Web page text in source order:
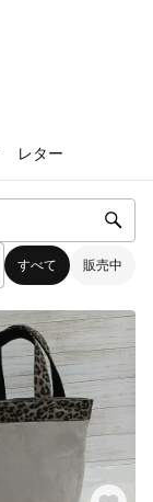
レター
すべて 販売中